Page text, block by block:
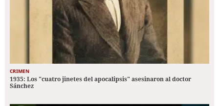
CRIMEN
1935: Los "cuatro jinetes del apocalipsis" asesinaron al doctor
Sánchez